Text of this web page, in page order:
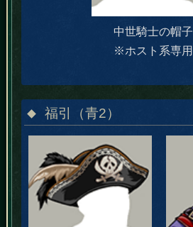
中世騎士の帽子
※ホスト系専用
福引（青2）